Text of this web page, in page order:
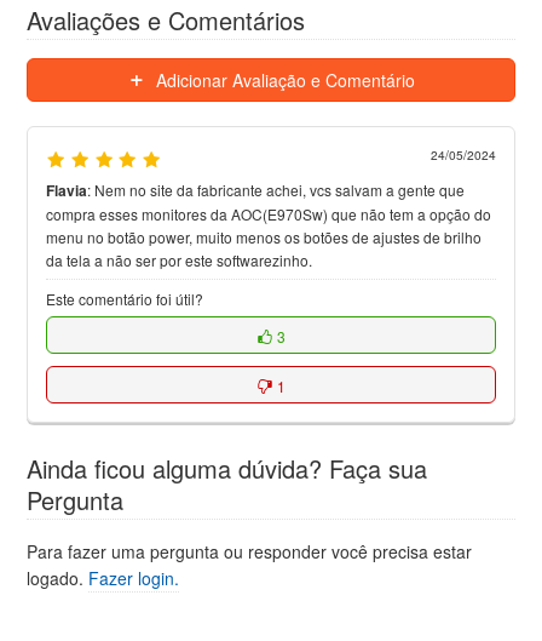
Avaliações e Comentários
Adicionar Avaliação e Comentário
24/05/2024
Flavia: Nem no site da fabricante achei, vcs salvam a gente que
compra esses monitores da AOC(E970Sw) que não tem a opção do
menu no botão power, muito menos os botões de ajustes de brilho
da tela a não ser por este softwarezinho.
Este comentário foi útil?
3
1
Ainda ficou alguma dúvida? Faça sua
Pergunta
Para fazer uma pergunta ou responder você precisa estar
logado. Fazer login.